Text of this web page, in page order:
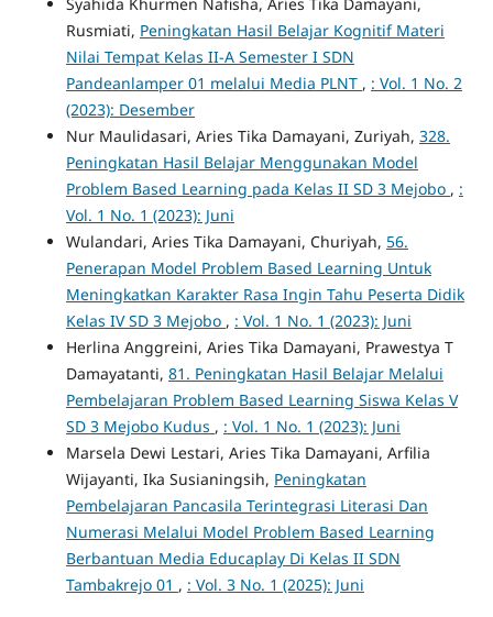
Rusmiati, Peningkatan Hasil Belajar Kognitif Materi
Nilai Tempat Kelas II-A Semester I SDN
Pandeanlamper 01 melalui Media PLNT , : Vol. 1 No. 2
(2023): Desember
Nur Maulidasari, Aries Tika Damayani, Zuriyah, 328.
Peningkatan Hasil Belajar Menggunakan Model
Problem Based Learning pada Kelas II SD 3 Mejobo , :
Vol. 1 No. 1 (2023): Juni
Wulandari, Aries Tika Damayani, Churiyah, 56.
Penerapan Model Problem Based Learning Untuk
Meningkatkan Karakter Rasa Ingin Tahu Peserta Didik
Kelas IV SD 3 Mejobo , : Vol. 1 No. 1 (2023): Juni
Herlina Anggreini, Aries Tika Damayani, Prawestya T
Damayatanti, 81. Peningkatan Hasil Belajar Melalui
Pembelajaran Problem Based Learning Siswa Kelas V
SD 3 Mejobo Kudus , : Vol. 1 No. 1 (2023): Juni
Marsela Dewi Lestari, Aries Tika Damayani, Arfilia
Wijayanti, Ika Susianingsih, Peningkatan
Pembelajaran Pancasila Terintegrasi Literasi Dan
Numerasi Melalui Model Problem Based Learning
Berbantuan Media Educaplay Di Kelas II SDN
Tambakrejo 01 , : Vol. 3 No. 1 (2025): Juni